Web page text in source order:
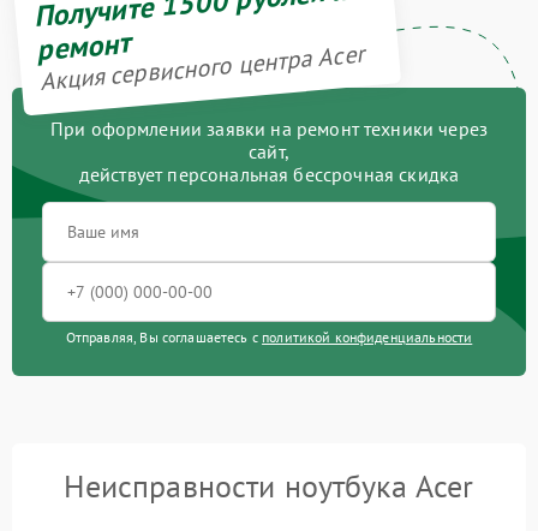
ремонт
Акция сервисного центра Acer
При оформлении заявки на ремонт техники через
сайт,
действует персональная бессрочная скидка
Отправляя, Вы соглашаетесь с политикой конфиденциальности
Неисправности ноутбука Acer